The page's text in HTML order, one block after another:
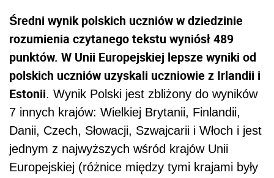
Średni wynik polskich uczniów w dziedzinie
rozumienia czytanego tekstu wyniósł 489
punktów. W Unii Europejskiej lepsze wyniki od
polskich uczniów uzyskali uczniowie z Irlandii i
Estonii. Wynik Polski jest zbliżony do wyników
7 innych krajów: Wielkiej Brytanii, Finlandii,
Danii, Czech, Słowacji, Szwajcarii i Włoch i jest
jednym z najwyższych wśród krajów Unii
Europejskiej (różnice między tymi krajami były